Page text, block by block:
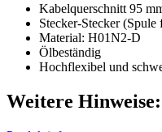
Kabelquerschnitt 95
Stecker-Stecker (Spule
Material: H01N2-D
Ölbeständig
Hochflexibel und
Weitere Hinweise: